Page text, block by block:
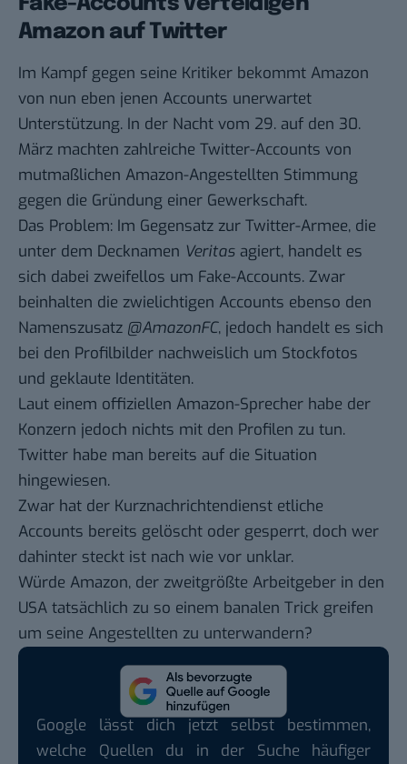
Amazon auf Twitter
Im Kampf gegen seine Kritiker bekommt Amazon
von nun eben jenen Accounts unerwartet
Unterstützung. In der Nacht vom 29. auf den 30.
März machten zahlreiche Twitter-Accounts von
mutmaßlichen Amazon-Angestellten Stimmung
gegen die Gründung einer Gewerkschaft.
Das Problem: Im Gegensatz zur Twitter-Armee, die
unter dem Decknamen Veritas agiert, handelt es
sich dabei zweifellos um Fake-Accounts. Zwar
beinhalten die zwielichtigen Accounts ebenso den
Namenszusatz @AmazonFC, jedoch handelt es sich
bei den Profilbilder nachweislich um Stockfotos
und geklaute Identitäten.
Laut einem offiziellen Amazon-Sprecher habe der
Konzern jedoch nichts mit den Profilen zu tun.
Twitter habe man bereits auf die Situation
hingewiesen.
Zwar hat der Kurznachrichtendienst etliche
Accounts bereits gelöscht oder gesperrt, doch wer
dahinter steckt ist nach wie vor unklar.
Würde Amazon, der zweitgrößte Arbeitgeber in den
USA tatsächlich zu so einem banalen Trick greifen
um seine Angestellten zu unterwandern?
Google lässt dich jetzt selbst bestimmen,
welche Quellen du in der Suche häufiger